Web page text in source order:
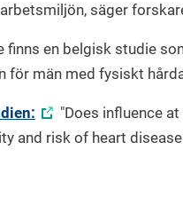
säger
finns en belgisk studie
för män med fysiskt
"Does influence
and risk of heart